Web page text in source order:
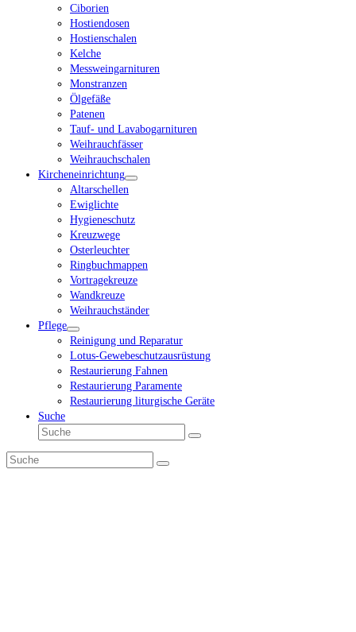
Ciborien
Hostiendosen
Hostienschalen
Kelche
Messweingarnituren
Monstranzen
Ölgefäße
Patenen
Tauf- und Lavabogarnituren
Weihrauchfässer
Weihrauchschalen
Kircheneinrichtung
Altarschellen
Ewiglichte
Hygieneschutz
Kreuzwege
Osterleuchter
Ringbuchmappen
Vortragekreuze
Wandkreuze
Weihrauchständer
Pflege
Reinigung und Reparatur
Lotus-Gewebeschutzausrüstung
Restaurierung Fahnen
Restaurierung Paramente
Restaurierung liturgische Geräte
Suche
Suche
Senden
Suche
Senden